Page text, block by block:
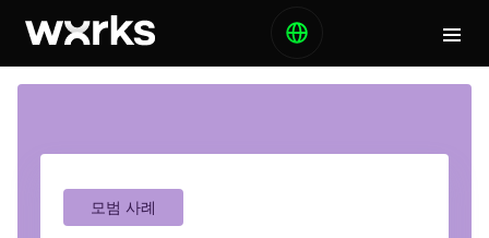
모범 사례